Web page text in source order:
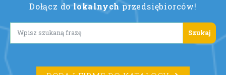
Dołącz dolokalnych przedsiębiorców!
Lorem ipsum